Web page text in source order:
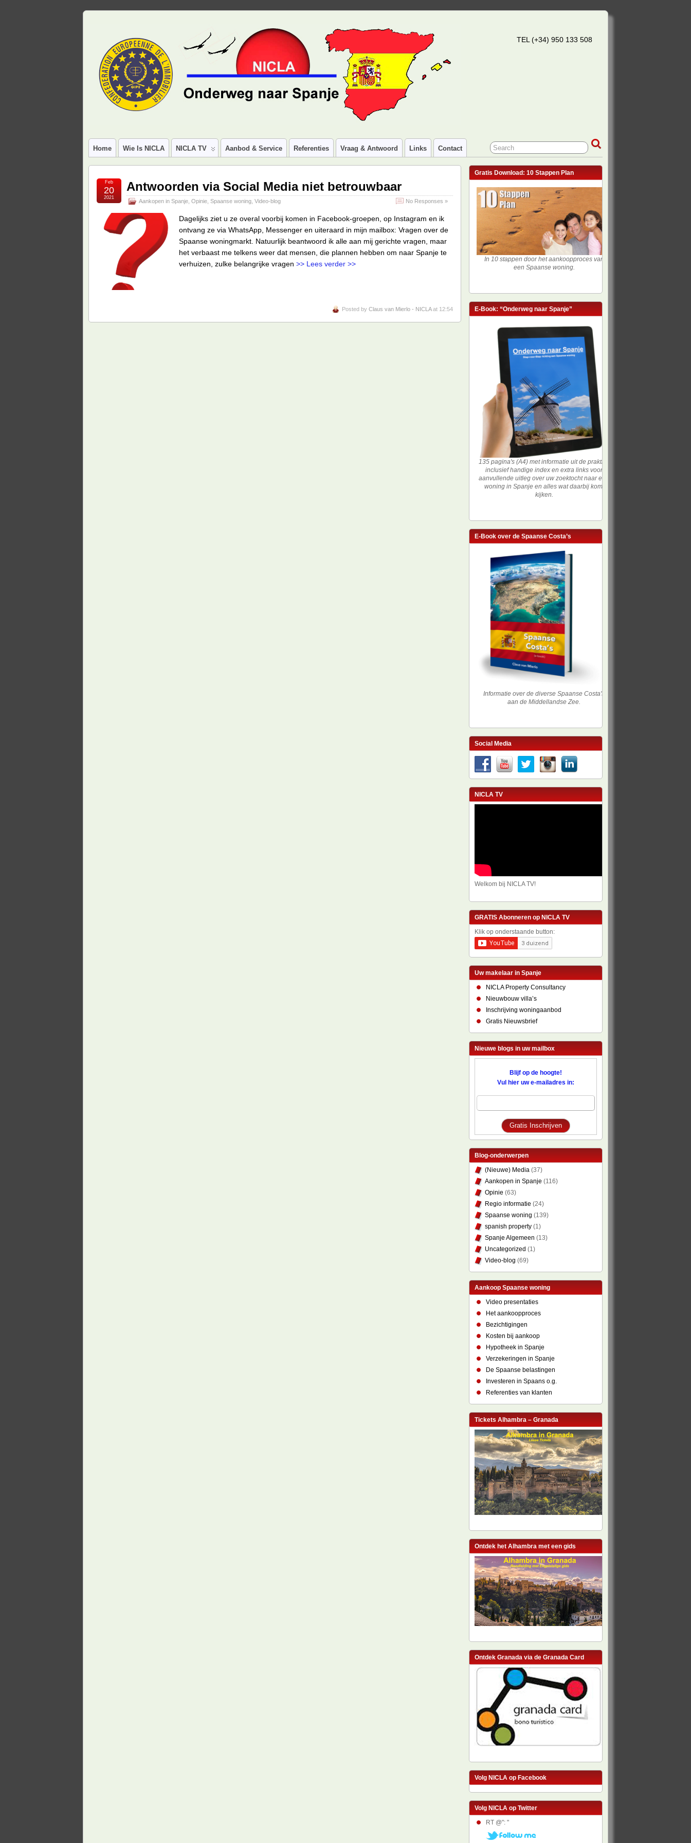
TEL (+34) 950 133 508
Home Wie Is NICLA NICLA TV Aanbod & Service Referenties Vraag & Antwoord Links Contact
Antwoorden via Social Media niet betrouwbaar
Aankopen in Spanje Opinie Spaanse woning Video-blog No Responses »
Feb
20
2021
Dagelijks ziet u ze overal voorbij komen in Facebook-groepen, op Instagram en ik
ontvang ze via WhatsApp, Messenger en uiteraard in mijn mailbox: Vragen over de
Spaanse woningmarkt. Natuurlijk beantwoord ik alle aan mij gerichte vragen, maar
het verbaast me telkens weer dat mensen, die plannen hebben om naar Spanje te
verhuizen, zulke belangrijke vragen >> Lees verder >>
Posted by Claus van Mierlo - NICLAat 12:54
Gratis Download: 10 Stappen Plan
In 10 stappen door het aankoopproces van
een Spaanse woning.
E-Book: “Onderweg naar Spanje”
135 pagina's (A4) met informatie uit de praktijk,
inclusief handige index en extra links voor
aanvullende uitleg over uw zoektocht naar een
woning in Spanje en alles wat daarbij komt
kijken.
E-Book over de Spaanse Costa’s
Informatie over de diverse Spaanse Costa's
aan de Middellandse Zee.
Social Media
NICLA TV
Welkom bij NICLA TV!
GRATIS Abonneren op NICLA TV
Klik op onderstaande button:
Uw makelaar in Spanje
NICLA Property Consultancy
Nieuwbouw villa’s
Inschrijving woningaanbod
Gratis Nieuwsbrief
Nieuwe blogs in uw mailbox
Blijf op de hoogte!
Vul hier uw e-mailadres in:
Blog-onderwerpen
(Nieuwe) Media (37)
Aankopen in Spanje (116)
Opinie (63)
Regio informatie (24)
Spaanse woning (139)
spanish property (1)
Spanje Algemeen (13)
Uncategorized (1)
Video-blog (69)
Aankoop Spaanse woning
Video presentaties
Het aankoopproces
Bezichtigingen
Kosten bij aankoop
Hypotheek in Spanje
Verzekeringen in Spanje
De Spaanse belastingen
Investeren in Spaans o.g.
Referenties van klanten
Tickets Alhambra – Granada
Ontdek het Alhambra met een gids
Ontdek Granada via de Granada Card
Volg NICLA op Facebook
Volg NICLA op Twitter
RT @": "